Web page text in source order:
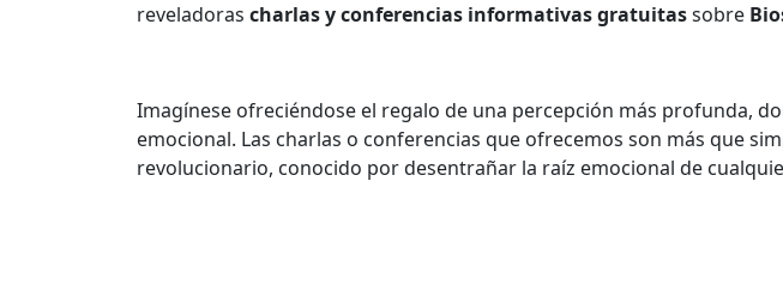
reveladoras charlas y conferencias informativas gratuitassobre
Imagínese ofreciéndose el regalo de una percepción más profunda,
emocional. Las charlas o conferencias que ofrecemos son más que
revolucionario, conocido por desentrañar la raíz emocional de